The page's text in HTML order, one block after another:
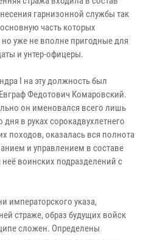
гарнизонной службы так
часть которых
уже не вполне пригодные для
и унтер-офицеры.
I на эту должность был
Федотович Комаровский.
он именовался всего лишь
в руках сорокадвухлетнего
походов, оказалась вся полнота
и управлением в составе
воинских подразделений с
императорского указа,
страже, образ будущих войск
сложен. Определены